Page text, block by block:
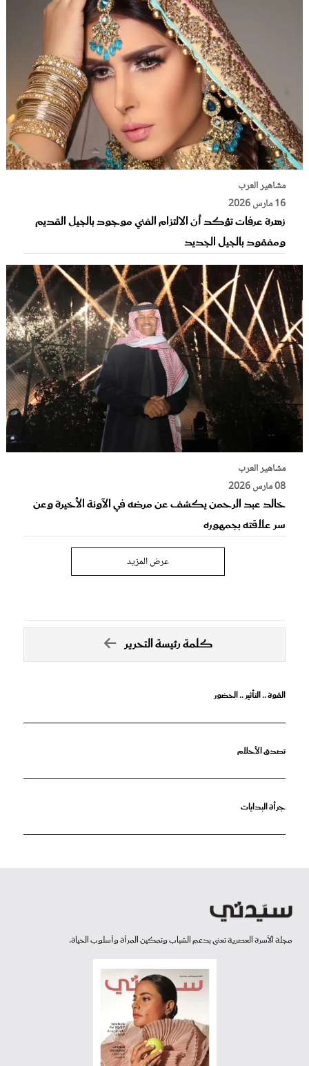
مشاهير العرب
16 مارس 2026
زهرة عرفات تؤكد أن الالتزام الفني موجود بالجيل القديم
ومفقود بالجيل الجديد
مشاهير العرب
08 مارس 2026
خالد عبد الرحمن يكشف عن مرضه في الآونة الأخيرة وعن
سر علاقته بجمهوره
عرض المزيد
كلمة رئيسة التحرير
القوة .. التأثير .. الحضور
تصدق الأحلام
جرأة البدايات
مجلة الأسرة العصرية تعنى بدعم الشباب وتمكين المرأة وأسلوب الحياة.